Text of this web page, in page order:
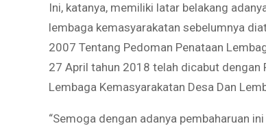
Ini, katanya, memiliki latar belakang
lembaga kemasyarakatan sebelumnya
2007 Tentang Pedoman Penataan
27 April tahun 2018 telah dicabut dengan
Lembaga Kemasyarakatan Desa Dan
“Semoga dengan adanya pembaharuan